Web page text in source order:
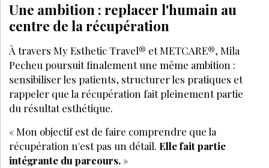
Une ambition : replacer l'humain au
centre de la récupération
À travers My Esthetic Travel® et METCARE®, Mila
Pecheu poursuit finalement une même ambition :
sensibiliser les patients, structurer les pratiques et
rappeler que la récupération fait pleinement partie
du résultat esthétique.
« Mon objectif est de faire comprendre que la
récupération n'est pas un détail. Elle fait partie
intégrante du parcours. »